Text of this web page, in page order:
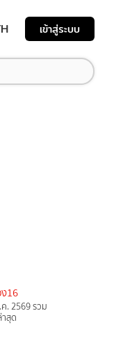
เข้าสู่ระบบ
16
. 2569 รวม
สุด